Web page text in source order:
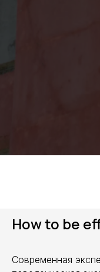
How to be
Современная